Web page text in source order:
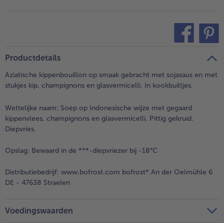
Productdetails
Aziatische kippenbouillon op smaak gebracht met sojasaus en met
stukjes kip, champignons en glasvermicelli. In kookbuiltjes.
Wettelijke naam: Soep op Indonesische wijze met gegaard
kippenvlees, champignons en glasvermicelli. Pittig gekruid.
Diepvries.
Opslag: Bewaard in de ***-diepvriezer bij -18°C
Distributiebedrijf: www.bofrost.com bofrost* An der Oelmühle 6
DE - 47638 Straelen
Voedingswaarden